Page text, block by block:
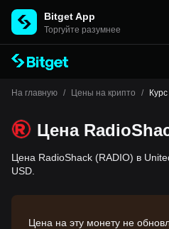
Bitget App
Торгуйте разумнее
На главную / Цены на крипто /
Цена
Цена RadioShack (RADIO) в
USD.
Цена на эту монету не